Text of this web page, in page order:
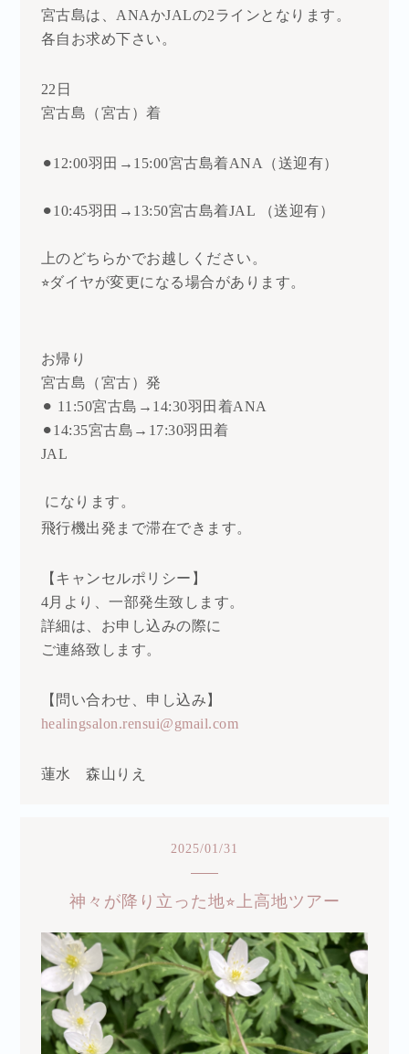
宮古島は、ANAかJALの2ラインとなります。
各自お求め下さい。
22日
宮古島（宮古）着
⚫︎12:00羽田→15:00宮古島着ANA（送迎有）
⚫︎10:45羽田→13:50宮古島着JAL （送迎有）
上のどちらかでお越しください。
⭐︎ダイヤが変更になる場合があります。
お帰り
宮古島（宮古）発
⚫︎ 11:50宮古島→14:30羽田着ANA
⚫︎14:35宮古島→17:30羽田着
JAL
になります。
飛行機出発まで滞在できます。
【キャンセルポリシー】
4月より、一部発生致します。
詳細は、お申し込みの際に
ご連絡致します。
【問い合わせ、申し込み】
healingsalon.rensui@gmail.com
蓮水 森山りえ
2025/01/31
神々が降り立った地⭐︎上高地ツアー